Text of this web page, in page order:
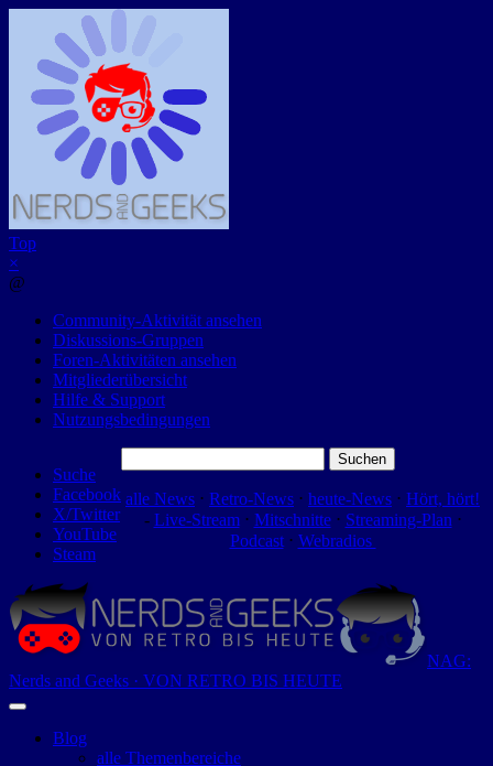
Top
×
@
Community-Aktivität ansehen
Diskussions-Gruppen
Foren-Aktivitäten ansehen
Mitgliederübersicht
Hilfe & Support
Nutzungsbedingungen
Suche
Facebook
X/Twitter
YouTube
Steam
nach:
alle News ⋅ Retro-News ⋅ heute-News ⋅ Hört, hört!
- Live-Stream⋅ Mitschnitte⋅ Streaming-Plan ⋅
Podcast⋅ Webradios
NAG:
Nerds and Geeks · VON RETRO BIS HEUTE
Blog
alle Themenbereiche